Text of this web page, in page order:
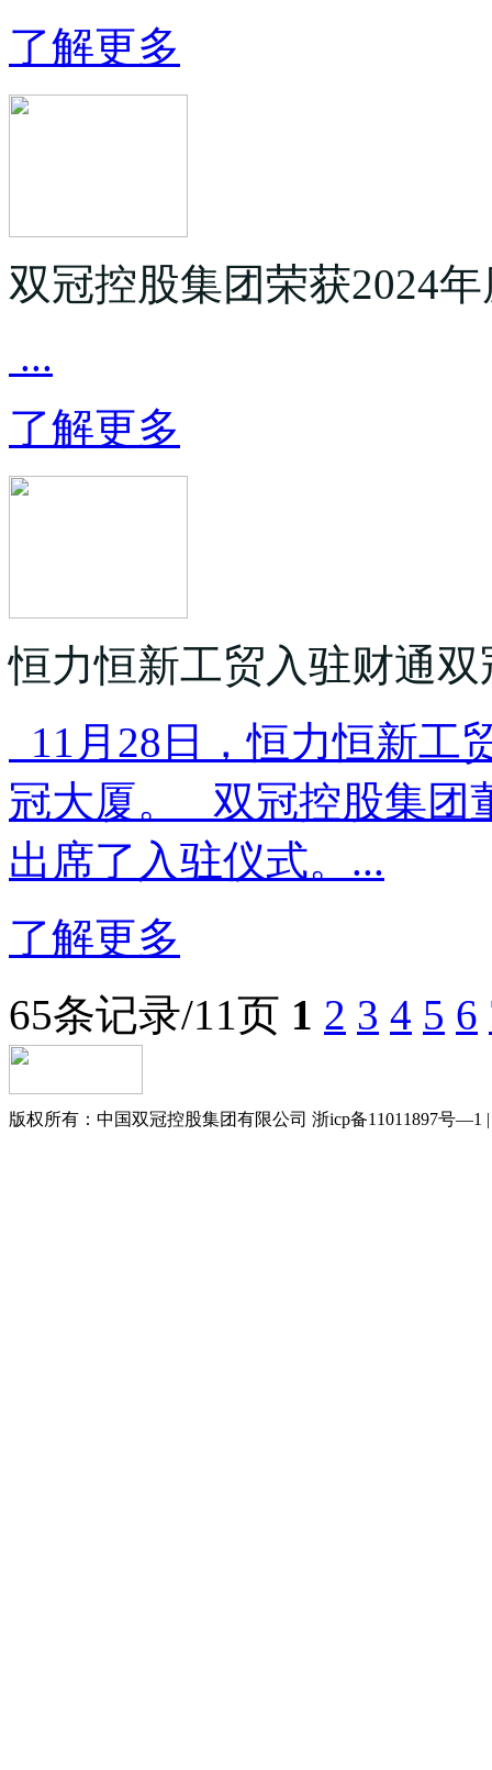
了解更多
双冠控股集团荣获2024
...
了解更多
恒力恒新工贸入驻财通双
11月28日，恒力恒新工
冠大厦。 双冠控股集团
出席了入驻仪式。...
了解更多
65条记录/11页 1 2 3 4 5 6
版权所有：中国双冠控股集团有限公司 浙icp备11011897号—1